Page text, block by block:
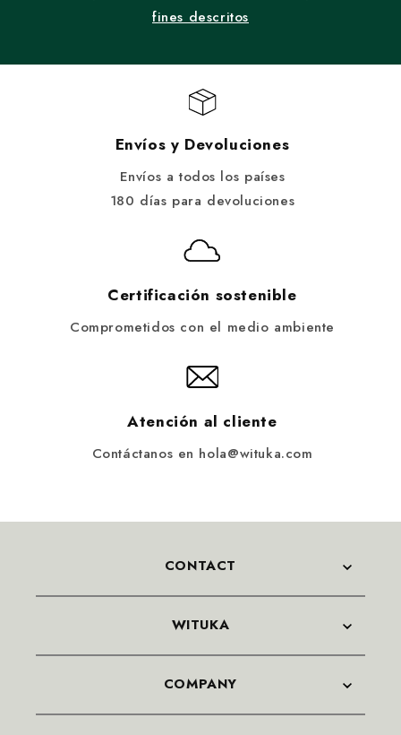
fines descritos
Envíos y Devoluciones
Envíos a todos los países
180 días para devoluciones
Certificación sostenible
Comprometidos con el medio ambiente
Atención al cliente
Contáctanos en hola@wituka.com
CONTACT
WITUKA
COMPANY